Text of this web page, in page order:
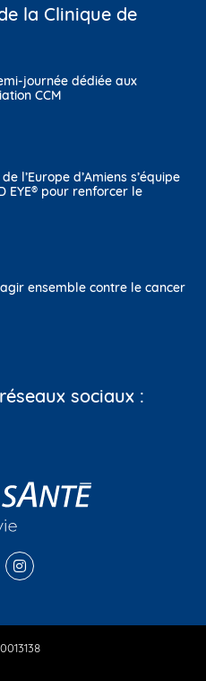
la Clinique de
journée dédiée aux
CCM
l’Europe d’Amiens s’équipe
EYE® pour renforcer le
ensemble contre le cancer
sociaux :